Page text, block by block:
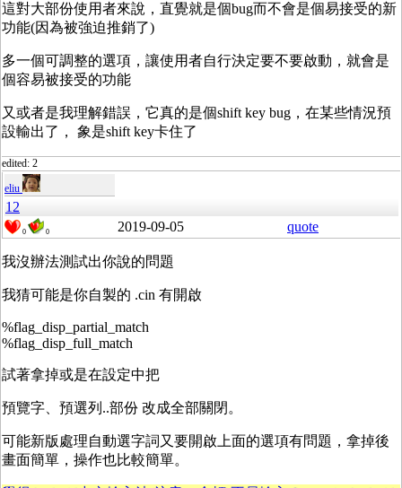
這對大部份使用者來說，直覺就是個bug而不會是個易接受的新
功能(因為被強迫推銷了)
多一個可調整的選項，讓使用者自行決定要不要啟動，就會是
個容易被接受的功能
又或者是我理解錯誤，它真的是個shift key bug，在某些情況預
設輸出了， 象是shift key卡住了
edited: 2
eliu
12
0 0 2019-09-05 quote
我沒辦法測試出你說的問題
我猜可能是你自製的 .cin 有開啟
%flag_disp_partial_match
%flag_disp_full_match
試著拿掉或是在設定中把
預覽字、預選列..部份 改成全部關閉。
可能新版處理自動選字詞又要開啟上面的選項有問題，拿掉後
畫面簡單，操作也比較簡單。